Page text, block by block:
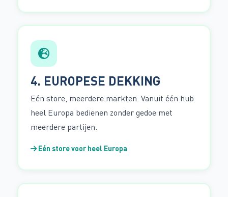
4. EUROPESE DEKKING
Eén store, meerdere markten. Vanuit één hub
heel Europa bedienen zonder gedoe met
meerdere partijen.
Eén store voor heel Europa